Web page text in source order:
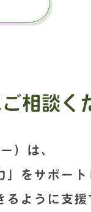
相談く
）は、
をサポート
るように支援